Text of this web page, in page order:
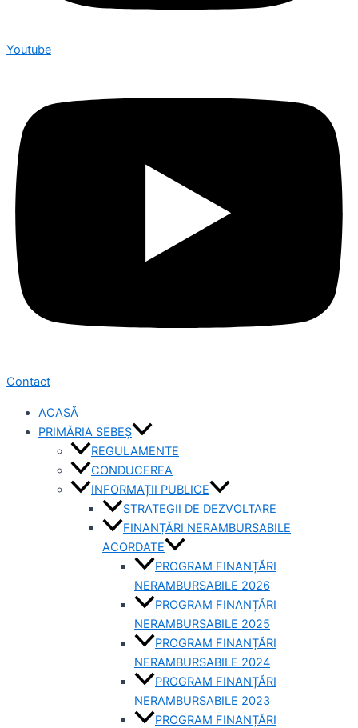
Youtube
Contact
ACASĂ
PRIMĂRIA SEBEȘ
REGULAMENTE
CONDUCEREA
INFORMAȚII PUBLICE
STRATEGII DE DEZVOLTARE
FINANȚĂRI NERAMBURSABILE
ACORDATE
PROGRAM FINANȚĂRI
NERAMBURSABILE 2026
PROGRAM FINANȚĂRI
NERAMBURSABILE 2025
PROGRAM FINANȚĂRI
NERAMBURSABILE 2024
PROGRAM FINANȚĂRI
NERAMBURSABILE 2023
PROGRAM FINANȚĂRI